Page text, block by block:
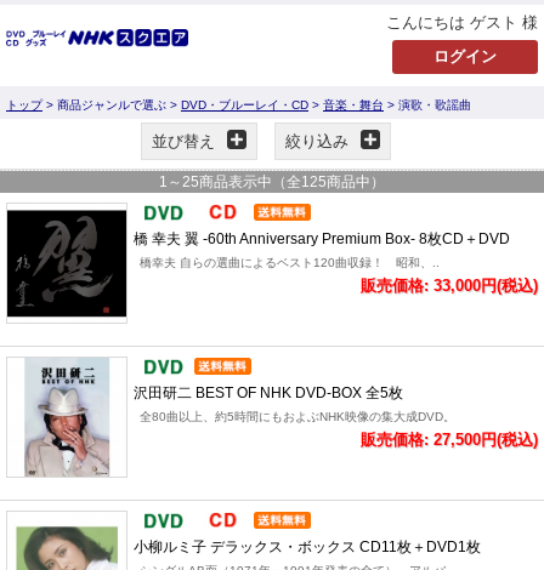
こんにちは ゲスト 様
トップ> 商品ジャンルで選ぶ > DVD・ブルーレイ・CD > 音楽・舞台 > 演歌・歌謡曲
並び替え 絞り込み
1 ～ 25商品表示中（全125商品中）
橋 幸夫 翼 -60th Anniversary Premium Box- 8枚CD＋DVD
橋幸夫 自らの選曲によるベスト120曲収録！ 昭和、..
販売価格: 33,000円(税込)
沢田研二 BEST OF NHK DVD-BOX 全5枚
全80曲以上、約5時間にもおよぶNHK映像の集大成DVD。
販売価格: 27,500円(税込)
小柳ルミ子 デラックス・ボックス CD11枚＋DVD1枚